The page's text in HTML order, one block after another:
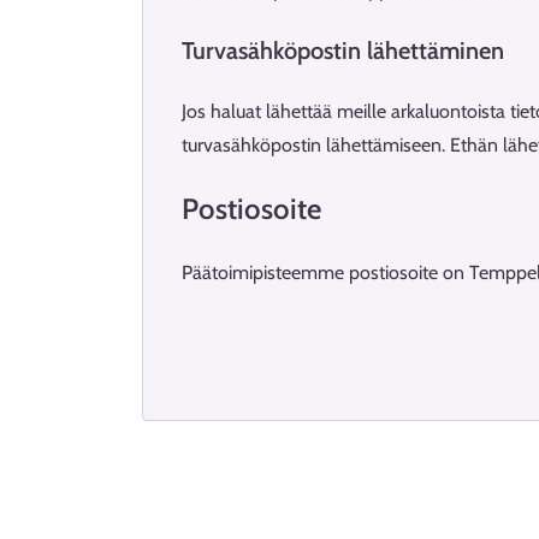
Tur­va­säh­kö­pos­tin lä­het­tä­mi­nen
Jos haluat lähettää meille arkaluontoista
turvasähköpostin lähettämiseen. Ethän
Postiosoite
Päätoimipisteemme postiosoite on